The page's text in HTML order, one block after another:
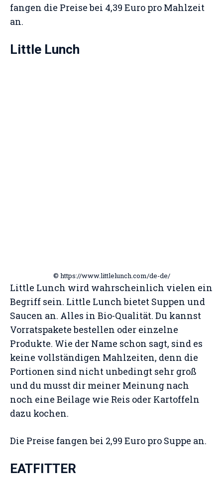
fangen die Preise bei 4,39 Euro pro Mahlzeit
an.
Little Lunch
© https://www.littlelunch.com/de-de/
Little Lunch wird wahrscheinlich vielen ein
Begriff sein. Little Lunch bietet Suppen und
Saucen an. Alles in Bio-Qualität. Du kannst
Vorratspakete bestellen oder einzelne
Produkte. Wie der Name schon sagt, sind es
keine vollständigen Mahlzeiten, denn die
Portionen sind nicht unbedingt sehr groß
und du musst dir meiner Meinung nach
noch eine Beilage wie Reis oder Kartoffeln
dazu kochen.
Die Preise fangen bei 2,99 Euro pro Suppe an.
EATFITTER